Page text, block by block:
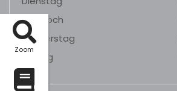
Zoom
Mittwoch
Donnerstag
Freitag